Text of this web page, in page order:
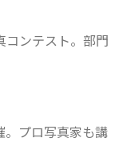
コンテスト。部門
。プロ写真家も講